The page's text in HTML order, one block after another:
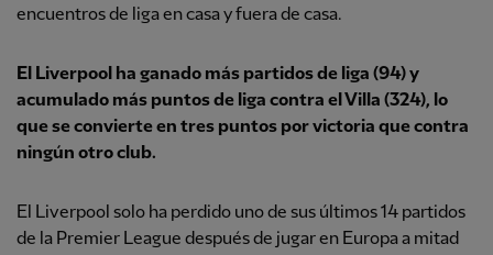
encuentros de liga en casa y fuera de casa.
El Liverpool ha ganado más partidos de liga (94) y
acumulado más puntos de liga contra el Villa (324), lo
que se convierte en tres puntos por victoria que contra
ningún otro club.
El Liverpool solo ha perdido uno de sus últimos 14 partidos
de la Premier League después de jugar en Europa a mitad